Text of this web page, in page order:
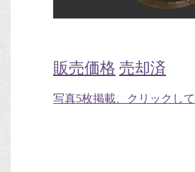
販売価格 売却済
写真5枚掲載、クリックして